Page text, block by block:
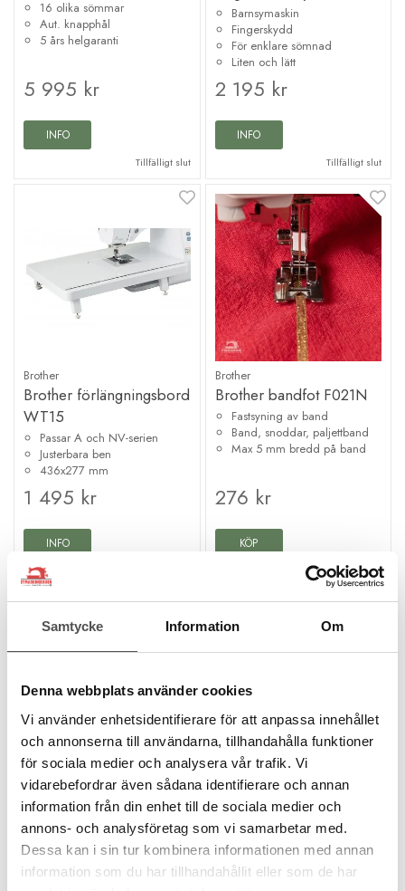
Samtycke Information Om
Denna webbplats använder cookies
Vi använder enhetsidentifierare för att anpassa innehållet
och annonserna till användarna, tillhandahålla funktioner
för sociala medier och analysera vår trafik. Vi
vidarebefordrar även sådana identifierare och annan
information från din enhet till de sociala medier och
annons- och analysföretag som vi samarbetar med.
Dessa kan i sin tur kombinera informationen med annan
information som du har tillhandahållit eller som de har
16 olika sömmar
Aut. knapphål
5 års helgaranti
5 995 kr
INFO
Tillfälligt slut
Barnsymaskin
Fingerskydd
För enklare sömnad
Liten och lätt
2 195 kr
INFO
Tillfälligt slut
Brother
Brother förlängningsbord
WT15
Passar A och NV-serien
Justerbara ben
436x277 mm
1 495 kr
INFO
Brother
Brother bandfot F021N
Fastsyning av band
Band, snoddar, paljettband
Max 5 mm bredd på band
276 kr
KÖP
Finns i lager
Brother
Brother smal fållvikare
F002N
Smal kantfållning
Passar de flesta Brother
Brother
Brother Picotfot F039N
Kantfållning
Passar de flesta Brother